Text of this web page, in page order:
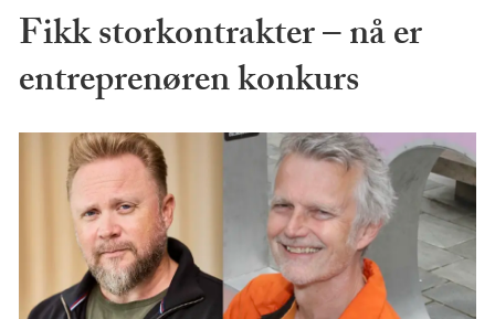
Fikk storkontrakter – nå er
entreprenøren konkurs